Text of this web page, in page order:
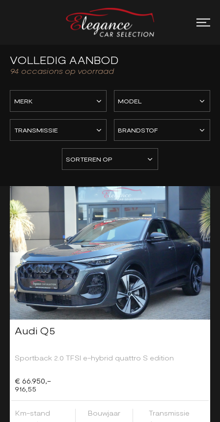
VOLLEDIG AANBOD
94 occasions op voorraad
Audi Q5
Sportback 2.0 TFSI e-hybrid quattro S edition
€ 66.950,-
916,55
Km-stand
Bouwjaar
Transmissie